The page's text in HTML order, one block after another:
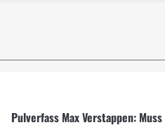
Pulverfass Max Verstappen: